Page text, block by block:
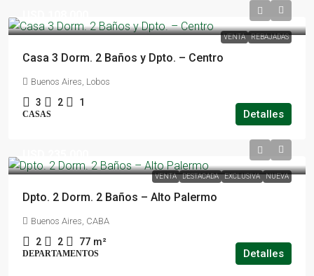
VENTA REBAJADAS
Casa 3 Dorm. 2 Baños y Dpto. – Centro
Buenos Aires, Lobos
3 2 1
CASAS Detalles
VENTA DESTACADA EXCLUSIVA NUEVA
Dpto. 2 Dorm. 2 Baños – Alto Palermo
Buenos Aires, CABA
2 2 77 m²
DEPARTAMENTOS Detalles